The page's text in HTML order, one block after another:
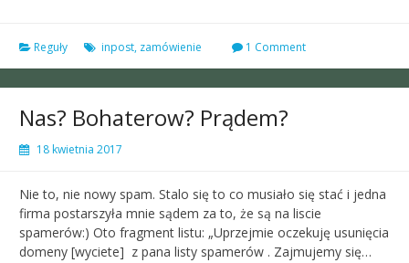
Reguły inpost, zamówienie 1 Comment
Nas? Bohaterow? Prądem?
18 kwietnia 2017
Nie to, nie nowy spam. Stalo się to co musiało się stać i jedna
firma postarszyła mnie sądem za to, że są na liscie
spamerów:) Oto fragment listu: „Uprzejmie oczekuję usunięcia
domeny [wyciete] z pana listy spamerów . Zajmujemy się…